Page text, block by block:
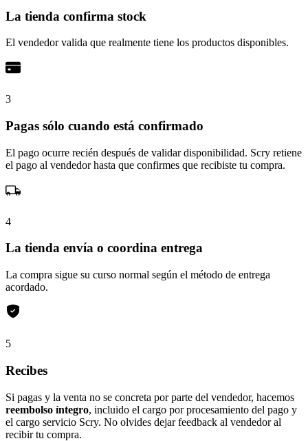
La tienda confirma stock
El vendedor valida que realmente tiene los productos disponibles.
3
Pagas sólo cuando está confirmado
El pago ocurre recién después de validar disponibilidad. Scry retiene
el pago al vendedor hasta que confirmes que recibiste tu compra.
4
La tienda envía o coordina entrega
La compra sigue su curso normal según el método de entrega
acordado.
5
Recibes
Si pagas y la venta no se concreta por parte del vendedor, hacemos
reembolso íntegro, incluido el cargo por procesamiento del pago y
el cargo servicio Scry. No olvides dejar feedback al vendedor al
recibir tu compra.